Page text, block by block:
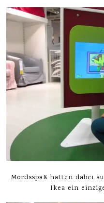
Mordsspaß hatten dabei
Ikea ein